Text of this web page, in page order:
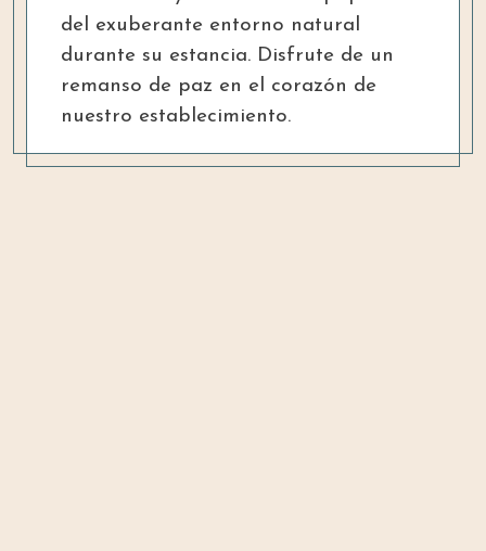
del exuberante entorno natural
durante su estancia. Disfrute de un
remanso de paz en el corazón de
nuestro establecimiento.